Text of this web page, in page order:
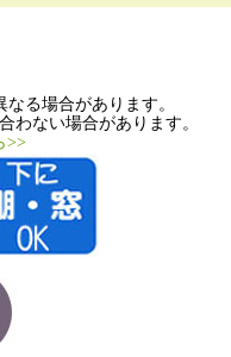
る場合があります。
わない場合があります。
>>